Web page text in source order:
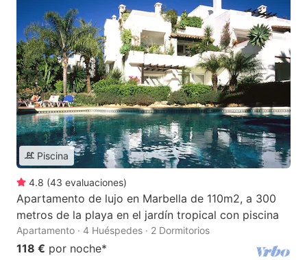
Piscina
4.8 (43 evaluaciones)
Apartamento de lujo en Marbella de 110m2, a 300
metros de la playa en el jardín tropical con piscina
Apartamento · 4 Huéspedes · 2 Dormitorios
118 € por noche*